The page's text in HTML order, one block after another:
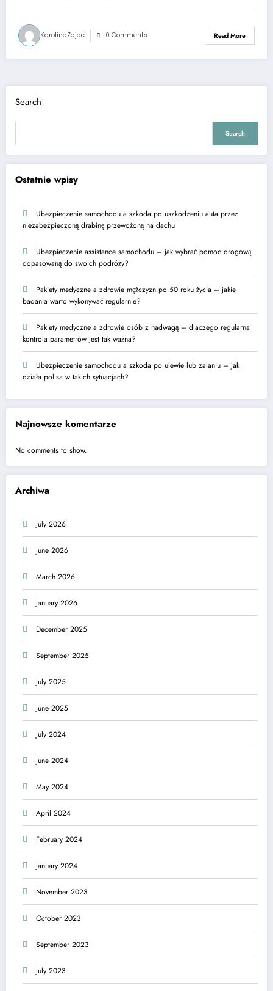
KarolinaZajac 0 Comments Read More
Search
Search
Ostatnie wpisy
Ubezpieczenie samochodu a szkoda po uszkodzeniu auta przez
niezabezpieczoną drabinę przewożoną na dachu
Ubezpieczenie assistance samochodu – jak wybrać pomoc drogową
dopasowaną do swoich podróży?
Pakiety medyczne a zdrowie mężczyzn po 50 roku życia – jakie
badania warto wykonywać regularnie?
Pakiety medyczne a zdrowie osób z nadwagą – dlaczego regularna
kontrola parametrów jest tak ważna?
Ubezpieczenie samochodu a szkoda po ulewie lub zalaniu – jak
działa polisa w takich sytuacjach?
Najnowsze komentarze
No comments to show.
Archiwa
July 2026
June 2026
March 2026
January 2026
December 2025
September 2025
July 2025
June 2025
July 2024
June 2024
May 2024
April 2024
February 2024
January 2024
November 2023
October 2023
September 2023
July 2023